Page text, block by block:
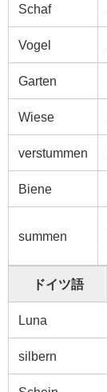
Schaf
Vogel
Garten
Wiese
verstummen
Biene
summen
ドイツ語
Luna
silbern